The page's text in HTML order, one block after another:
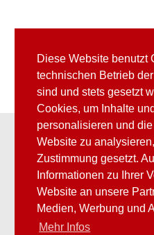
Diese Website benutzt
technischen Betrieb
sind und stets gesetzt
Cookies, um Inhalte
personalisieren und
Website zu
Zustimmung gesetzt.
Informationen zu Ihrer
Website an unsere
Medien, Werbung und
Mehr Infos